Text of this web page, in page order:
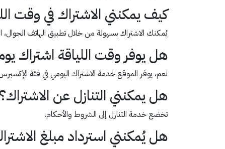
كيف يمكنني الاشتراك في وقت
يُمكنك الاشتراك بسهولة من خلال تطبيق الهاتف الجوال،
هل يوفر وقت اللياقة اشتراك
نعم، يوفر الموقع خدمة الاشتراك اليومي في فئة
هل يمكنني التنازل عن الاشتراك؟
تخضع خدمة التنازل إلى الشروط والأحكام.
هل يُمكنني استرداد مبلغ